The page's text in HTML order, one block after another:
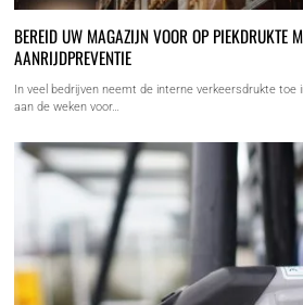
BEREID UW MAGAZIJN VOOR OP PIEKDRUKTE
AANRIJDPREVENTIE
In veel bedrijven neemt de interne verkeersdrukte toe
aan de weken voor…